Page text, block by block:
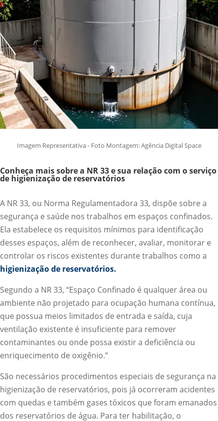
Imagem Representativa - Foto Montagem: Agência Digital Space
Conheça mais sobre a NR 33 e sua relação com o serviço
de higienização de reservatórios
A NR 33, ou Norma Regulamentadora 33, dispõe sobre a
segurança e saúde nos trabalhos em espaços confinados.
Ela estabelece os requisitos mínimos para identificação
desses espaços, além de reconhecer, avaliar, monitorar e
controlar os riscos existentes durante trabalhos como a
higienização de reservatórios.
Segundo a NR 33, “Espaço Confinado é qualquer área ou
ambiente não projetado para ocupação humana contínua,
que possua meios limitados de entrada e saída, cuja
ventilação existente é insuficiente para remover
contaminantes ou onde possa existir a deficiência ou
enriquecimento de oxigênio.”
São necessários procedimentos especiais de segurança na
higienização de reservatórios, pois já ocorreram acidentes
com quedas e também gases tóxicos que foram emanados
dos reservatórios de água. Para ter habilitação, o